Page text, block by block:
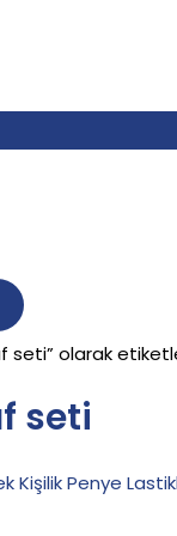
seti” olarak
seti